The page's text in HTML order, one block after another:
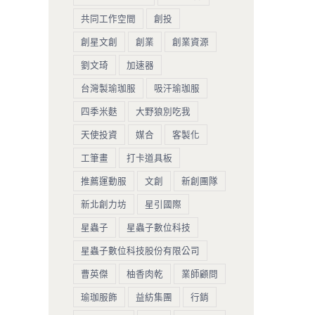
共同工作空間
創投
創星文創
創業
創業資源
劉文琦
加速器
台灣製瑜珈服
吸汗瑜珈服
四季米麩
大野狼別吃我
天使投資
媒合
客製化
工筆畫
打卡道具板
推薦運動服
文創
新創團隊
新北創力坊
星引國際
星蟲子
星蟲子數位科技
星蟲子數位科技股份有限公司
曹英傑
柚香肉乾
業師顧問
瑜珈服飾
益紡集團
行銷